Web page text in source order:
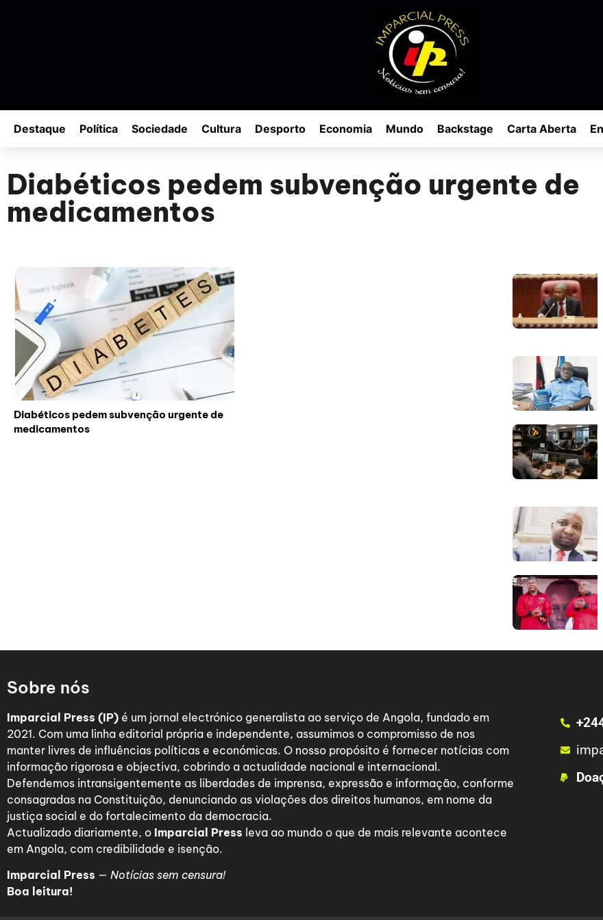
Destaque Política Sociedade Cultura Desporto Economia Mundo Backstage Carta Aberta
Diabéticos pedem subvenção urgente de
medicamentos
Diabéticos pedem subvenção urgente de
medicamentos
Sobre nós
Imparcial Press (IP) é um jornal electrónico generalista ao serviço de Angola, fundado em
2021. Com uma linha editorial própria e independente, assumimos o compromisso de nos
manter livres de influências políticas e económicas. O nosso propósito é fornecer notícias com
informação rigorosa e objectiva, cobrindo a actualidade nacional e internacional.
Defendemos intransigentemente as liberdades de imprensa, expressão e informação, conforme
consagradas na Constituição, denunciando as violações dos direitos humanos, em nome da
justiça social e do fortalecimento da democracia.
Actualizado diariamente, o Imparcial Press leva ao mundo o que de mais relevante acontece
em Angola, com credibilidade e isenção.
Imparcial Press — Notícias sem censura!
Boa leitura!